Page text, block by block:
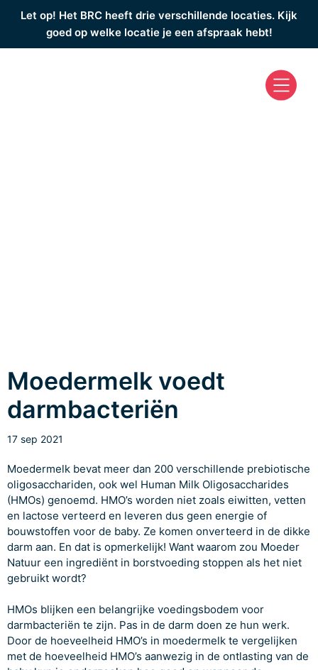
Let op! Het BRC heeft drie verschillende locaties. Kijk
goed op welke locatie je een afspraak hebt!
Moedermelk voedt
darmbacteriën
17 sep 2021
Moedermelk bevat meer dan 200 verschillende prebiotische
oligosacchariden, ook wel Human Milk Oligosaccharides
(HMOs) genoemd. HMO’s worden niet zoals eiwitten, vetten
en lactose verteerd en leveren dus geen energie of
bouwstoffen voor de baby. Ze komen onverteerd in de dikke
darm aan. En dat is opmerkelijk! Want waarom zou Moeder
Natuur een ingrediënt in borstvoeding stoppen als het niet
gebruikt wordt?
HMOs blijken een belangrijke voedingsbodem voor
darmbacteriën te zijn. Pas in de darm doen ze hun werk.
Door de hoeveelheid HMO’s in moedermelk te vergelijken
met de hoeveelheid HMO’s aanwezig in de ontlasting van de